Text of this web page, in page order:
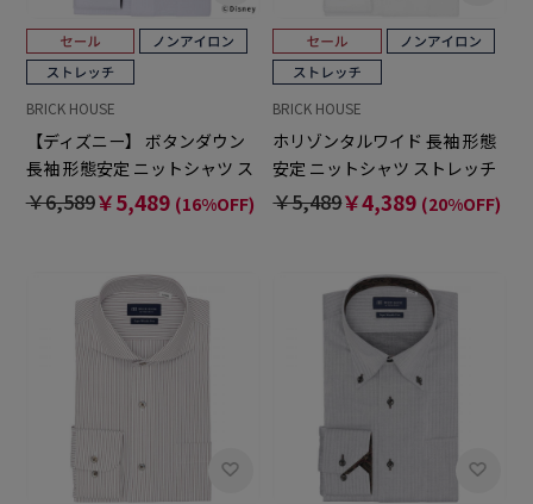
BRICK HOUSE
【ディズニー】 ボタンダウン
長袖 形態安定 ニットシャツ ス
トレッチ
￥6,589￥5,489 (16%OFF)
BRICK HOUSE
ホリゾンタルワイド 長袖 形態
安定 ニットシャツ ストレッチ
ワイシャツ
￥5,489￥4,389 (20%OFF)